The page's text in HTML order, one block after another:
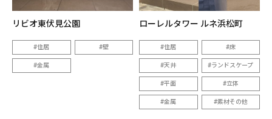
リビオ東伏見公園
住居 壁
金属
ローレルタワー ルネ浜松町
住居 床
天井 ランドスケープ
平面 立体
金属 素材その他